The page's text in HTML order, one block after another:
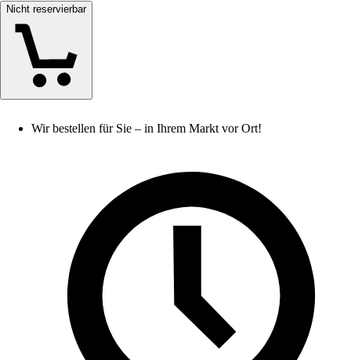
Nicht reservierbar
Wir bestellen für Sie – in Ihrem Markt vor Ort!